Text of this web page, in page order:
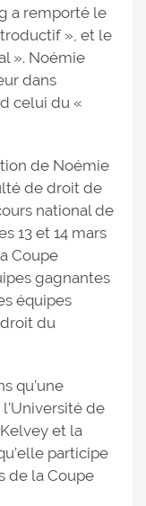
a remporté le
», et le
». Noémie
dans
celui du «
de Noémie
de droit de
national de
13 et 14 mars
Coupe
gagnantes
équipes
du
qu’une
de
et la
participe
de la Coupe